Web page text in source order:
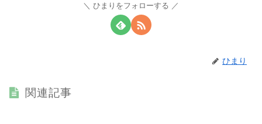
ひまりをフォローする
ひまり
関連記事